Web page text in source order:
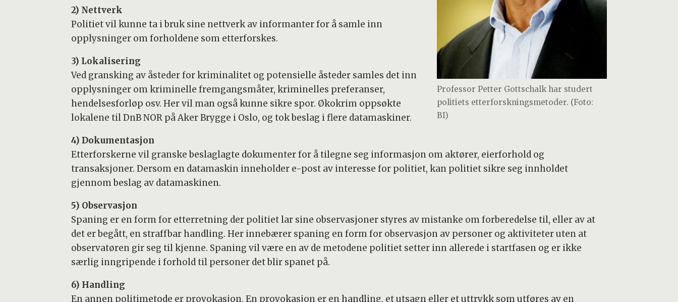
Professor Petter Gottschalk har studert
politiets etterforskningsmetoder. (Foto:
BI)
2) Nettverk
Politiet vil kunne ta i bruk sine nettverk av informanter for å samle inn
opplysninger om forholdene som etterforskes.
3) Lokalisering
Ved gransking av åsteder for kriminalitet og potensielle åsteder samles det inn
opplysninger om kriminelle fremgangsmåter, kriminelles preferanser,
hendelsesforløp osv. Her vil man også kunne sikre spor. Økokrim oppsøkte
lokalene til DnB NOR på Aker Brygge i Oslo, og tok beslag i flere datamaskiner.
4) Dokumentasjon
Etterforskerne vil granske beslaglagte dokumenter for å tilegne seg informasjon om aktører, eierforhold og
transaksjoner. Dersom en datamaskin inneholder e-post av interesse for politiet, kan politiet sikre seg innholdet
gjennom beslag av datamaskinen.
5) Observasjon
Spaning er en form for etterretning der politiet lar sine observasjoner styres av mistanke om forberedelse til, eller av at
det er begått, en straffbar handling. Her innebærer spaning en form for observasjon av personer og aktiviteter uten at
observatøren gir seg til kjenne. Spaning vil være en av de metodene politiet setter inn allerede i startfasen og er ikke
særlig inngripende i forhold til personer det blir spanet på.
6) Handling
En annen politimetode er provokasjon. En provokasjon er en handling, et utsagn eller et uttrykk som utføres av en